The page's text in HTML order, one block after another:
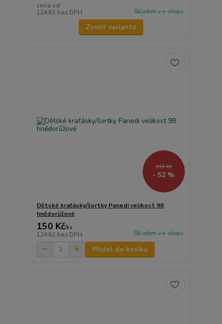
cena od
124 Kč bez DPH Skladem v e-shopu
Zvolit variantu
315 Kč
- 52 %
Dětské kraťásky/šortky Panedi velikost 98
hnědorůžové
150 Kč/ks
124 Kč bez DPH Skladem v e-shopu
Přidat do košíku